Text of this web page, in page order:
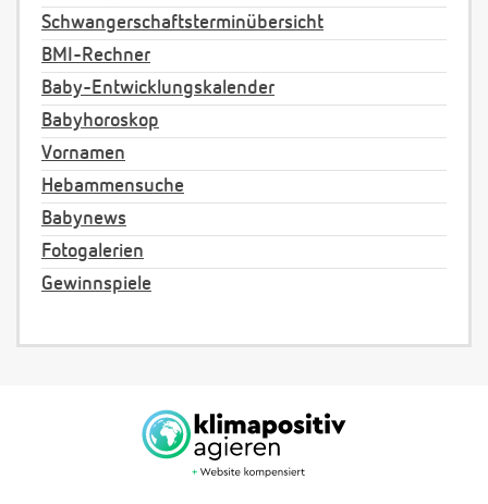
Schwangerschaftsterminübersicht
BMI-Rechner
Baby-Entwicklungskalender
Babyhoroskop
Vornamen
Hebammensuche
Babynews
Fotogalerien
Gewinnspiele